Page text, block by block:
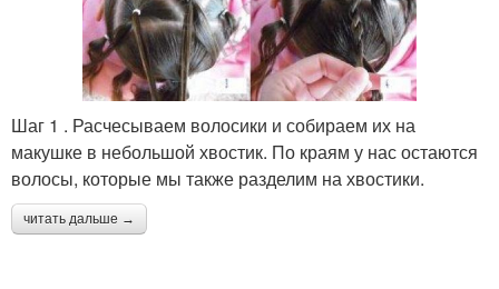
Шаг 1 . Расчесываем волосики и собираем их на
макушке в небольшой хвостик. По краям у нас остаются
волосы, которые мы также разделим на хвостики.
читать дальше →